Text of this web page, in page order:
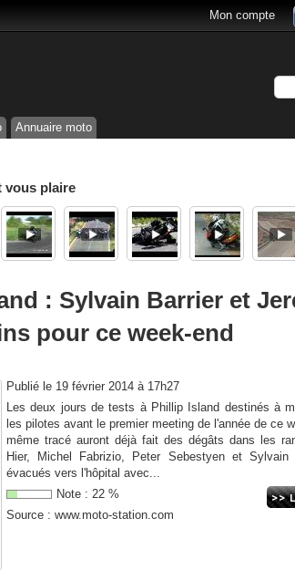
Mon compte
Annuaire moto
vous plaire
: Sylvain Barrier et
pour ce week-end
Publié le 19 février 2014 à 17h27
Les deux jours de tests à Phillip Island destinés à
les pilotes avant le premier meeting de l'année de ce
même tracé auront déjà fait des dégâts dans les
Hier, Michel Fabrizio, Peter Sebestyen et Sylvain
évacués vers l'hôpital avec...
Note : 22 %
Source : www.moto-station.com